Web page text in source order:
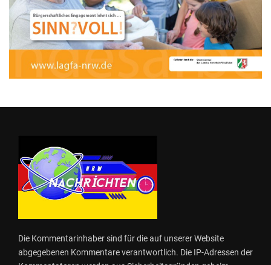
Die Kommentarinhaber sind für die auf unserer Website
abgegebenen Kommentare verantwortlich. Die IP-Adressen der